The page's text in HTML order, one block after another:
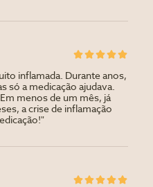
inflamada. Durante anos,
só a medicação ajudava.
menos de um mês, já
a crise de inflamação